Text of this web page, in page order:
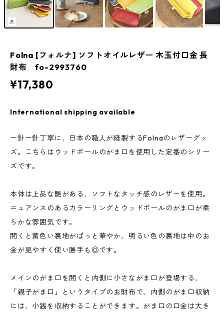
Folna [フォルナ] ソフトオイルレザー 木玉付口金 長
財布 fo-2993760
¥17,380
International shipping available
一針一針丁寧に、日本の職人が縫製するFolnaのレザーグッ
ズ。こちらはウッドボールのがま口を使用した定番のシリー
ズです。
本体は上品な艶がある、ソフトなタッチ感のレザーを使用。
ニュアンスのあるカラーリングとウッドボールのがま口が柔
らかな雰囲気です。
開くと黄色い裏地がぱっと華やか、明るい色の裏地は中のお
金が見やすく使い勝手も◎です。
メインのがま口を開くと内側に小さながま口が登場する、
「親子がま口」というタイプのお財布で、内側のがま口収納
には、小銭を収納することができます。がま口の口金は大き